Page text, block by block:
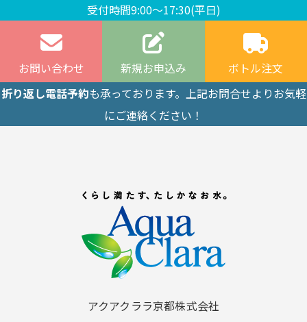
受付時間9:00〜17:30(平日)
お問い合わせ 新規お申込み
ボトル注文
折り返し電話予約も承っております。上記お問合せよりお気軽
にご連絡ください！
アクアクララ京都株式会社